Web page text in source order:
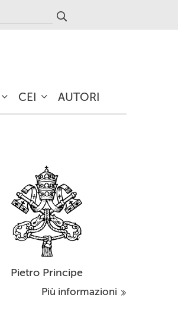
CEI AUTORI
Pietro Principe
Più informazioni